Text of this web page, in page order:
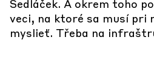
Sedláček. A okrem toho
veci, na ktoré sa musí pri
myslieť. Třeba na